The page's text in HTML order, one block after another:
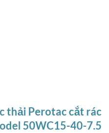
thải Perotac cắt rác
50WC15-40-7.5